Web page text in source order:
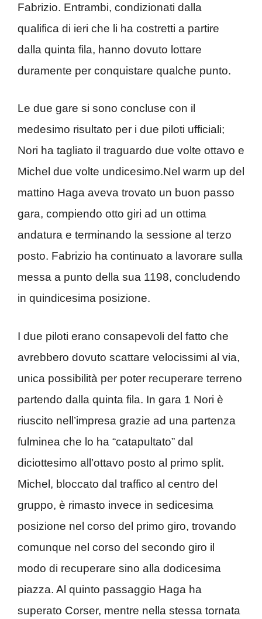
Fabrizio. Entrambi, condizionati dalla
qualifica di ieri che li ha costretti a partire
dalla quinta fila, hanno dovuto lottare
duramente per conquistare qualche punto.
Le due gare si sono concluse con il
medesimo risultato per i due piloti ufficiali;
Nori ha tagliato il traguardo due volte ottavo e
Michel due volte undicesimo.Nel warm up del
mattino Haga aveva trovato un buon passo
gara, compiendo otto giri ad un ottima
andatura e terminando la sessione al terzo
posto. Fabrizio ha continuato a lavorare sulla
messa a punto della sua 1198, concludendo
in quindicesima posizione.
I due piloti erano consapevoli del fatto che
avrebbero dovuto scattare velocissimi al via,
unica possibilità per poter recuperare terreno
partendo dalla quinta fila. In gara 1 Nori è
riuscito nell’impresa grazie ad una partenza
fulminea che lo ha “catapultato” dal
diciottesimo all’ottavo posto al primo split.
Michel, bloccato dal traffico al centro del
gruppo, è rimasto invece in sedicesima
posizione nel corso del primo giro, trovando
comunque nel corso del secondo giro il
modo di recuperare sino alla dodicesima
piazza. Al quinto passaggio Haga ha
superato Corser, mentre nella stessa tornata